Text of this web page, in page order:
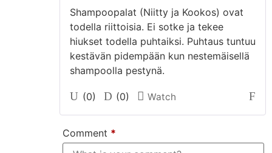
5
Shampoopalat (Niitty ja Kookos) ovat
todella riittoisia. Ei sotke ja tekee
hiukset todella puhtaiksi. Puhtaus tuntuu
kestävän pidempään kun nestemäisellä
shampoolla pestynä.
(0) (0) Watch
Comment *